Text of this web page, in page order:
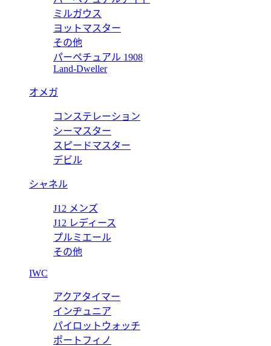
リーナ 3デイズ PAM01499 【2018年新作】
イズGMT アッチャイオ PAM01535 【2018年新作】
ミルガウス
ヨットマスター
その他
パーペチュアル 1908
Land-Dweller
オメガ
コンステレーション
シーマスター
スピードマスター
デビル
シャネル
J12 メンズ
J12 レディース
プルミエール
その他
IWC
アクアタイマー
インヂュニア
パイロットウォッチ
ポートフィノ